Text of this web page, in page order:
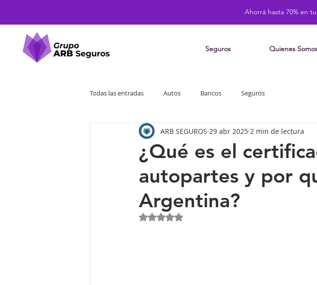
Ahorrá hasta 70% en
Seguros Quienes
Todas las entradas Autos Bancos Seguros
¿Qué es el
autopartes y por
Argentina?
ARB SEGUROS 29 abr 2025 2 min de lectura
Obtuvo NaN de 5 estrellas.